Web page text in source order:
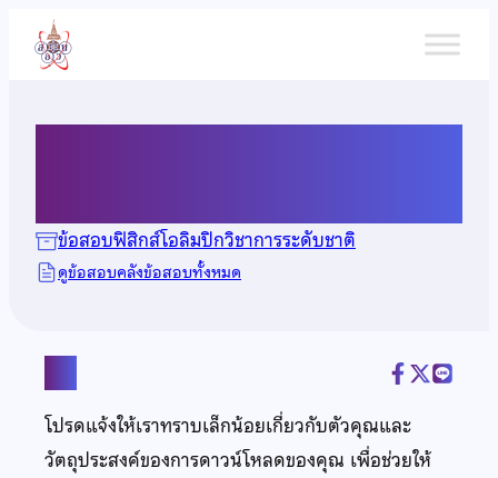
เนื้อหา
ข้อสอบฟิสิกส์โอลิมปิกวิชาการระดับชาติ
ดูข้อสอบคลังข้อสอบทั้งหมด
โปรดแจ้งให้เราทราบเล็กน้อยเกี่ยวกับตัวคุณและ
วัตถุประสงค์ของการดาวน์โหลดของคุณ เพื่อช่วยให้